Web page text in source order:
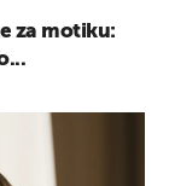
za motiku: